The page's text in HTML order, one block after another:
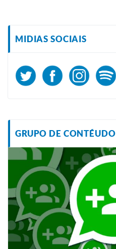
MIDIAS SOCIAIS
GRUPO DE CONTÉUDO